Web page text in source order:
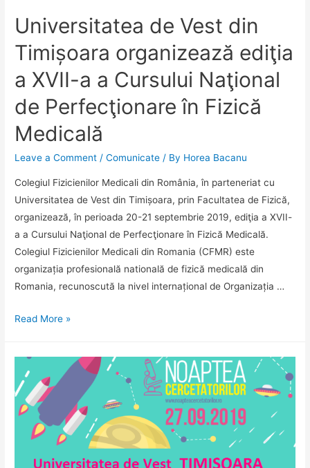
Universitatea de Vest din
Timișoara organizează ediţia
a XVII-a a Cursului Naţional
de Perfecţionare în Fizică
Medicală
Leave a Comment /Comunicate / By Horea Bacanu
Colegiul Fizicienilor Medicali din România, în parteneriat cu
Universitatea de Vest din Timișoara, prin Facultatea de Fizică,
organizează, în perioada 20-21 septembrie 2019, ediţia a XVII-
a a Cursului Naţional de Perfecţionare în Fizică Medicală.
Colegiul Fizicienilor Medicali din Romania (CFMR) este
organizația profesională natională de fizică medicală din
Romania, recunoscută la nivel internațional de Organizația …
Universitatea
din
Timișoara
organizează
ediţia
XVII-
Read More »